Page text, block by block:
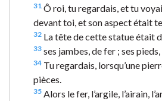
31 Ô roi, tu regardais, et tu
devant toi, et son aspect était
32 La tête de cette statue était
33 ses jambes, de fer ; ses
34 Tu regardais, lorsqu’une
pièces.
35 Alors le fer, l’argile, l’airain,